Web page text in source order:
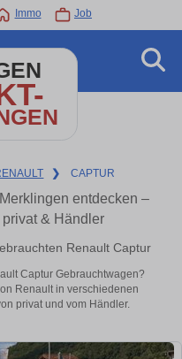
Immo Job
❯ CAPTUR
entdecken –
& Händler
Renault Captur
Captur Gebrauchtwagen?
Renault in verschiedenen
privat und vom Händler.